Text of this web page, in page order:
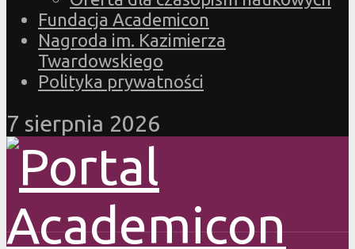
Fundacja Academicon
Nagroda im. Kazimierza
Twardowskiego
Polityka prywatności
7 sierpnia 2026